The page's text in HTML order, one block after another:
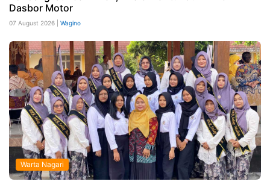
Dasbor Motor
07 August 2026 | Wagino
Warta Nagari